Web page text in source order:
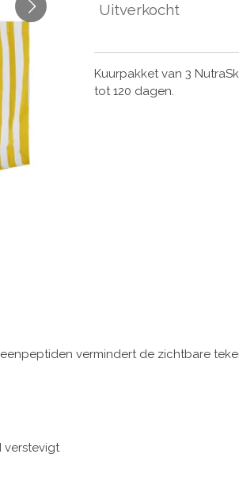
Uitverkocht
Kuurpakket van 3
tot 120 dagen.
vermindert de zichtbare
verstevigt